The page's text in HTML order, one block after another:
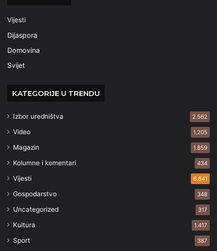
Vijesti
Dijaspora
Domovina
Svijet
KATEGORIJE U TRENDU
Izbor uredništva 2.562
Video 1.205
Magazin 1.859
Kolumne i komentari 434
Vijesti 6.841
Gospodarstvo 348
Uncategorized 317
Kultura 1.417
Sport 387